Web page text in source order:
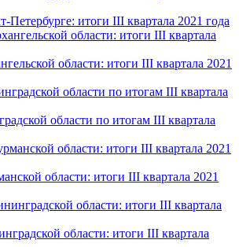
Петербурге: итоги III квартала 2021 года
области: итоги III квартала 2021
области по итогам III квартала
области: итоги III квартала 2021
области: итоги III квартала